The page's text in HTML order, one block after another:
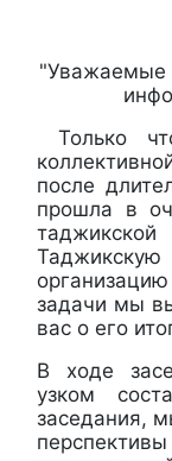
"Уважаемые
Только
после
прошла в
задачи мы
вас о его
В ходе
узком
заседания,